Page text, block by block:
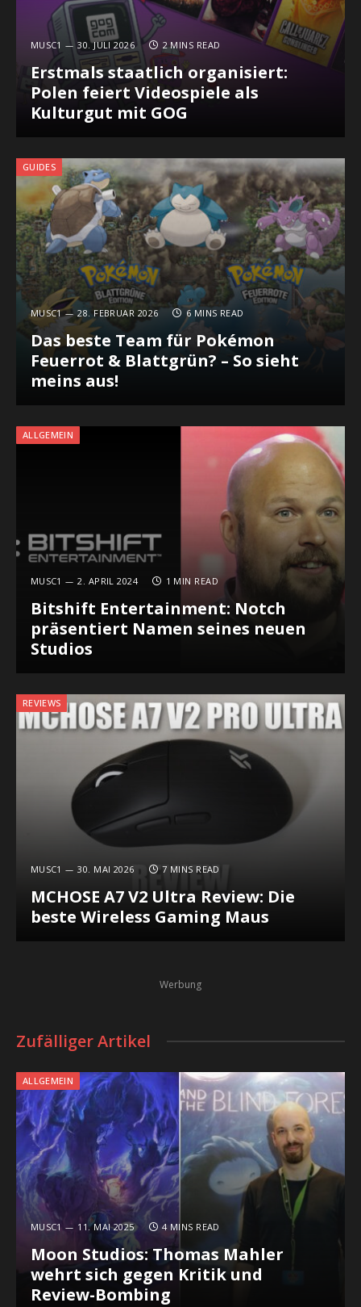
MUSC1 30. JULI 2026 2 MINS READ
Erstmals staatlich organisiert:
Polen feiert Videospiele als
Kulturgut mit GOG
GUIDES
MUSC1 28. FEBRUAR 2026 6 MINS READ
Das beste Team für Pokémon
Feuerrot & Blattgrün? – So sieht
meins aus!
ALLGEMEIN
MUSC1 2. APRIL 2024 1 MIN READ
Bitshift Entertainment: Notch
präsentiert Namen seines neuen
Studios
REVIEWS
MUSC1 30. MAI 2026 7 MINS READ
MCHOSE A7 V2 Ultra Review: Die
beste Wireless Gaming Maus
Werbung
Zufälliger Artikel
ALLGEMEIN
MUSC1 11. MAI 2025 4 MINS READ
Moon Studios: Thomas Mahler
wehrt sich gegen Kritik und
Review-Bombing